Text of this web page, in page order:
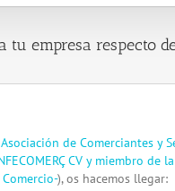
tu empresa respecto
Asociación de Comerciantes y
CV y miembro de
), os hacemos llegar: